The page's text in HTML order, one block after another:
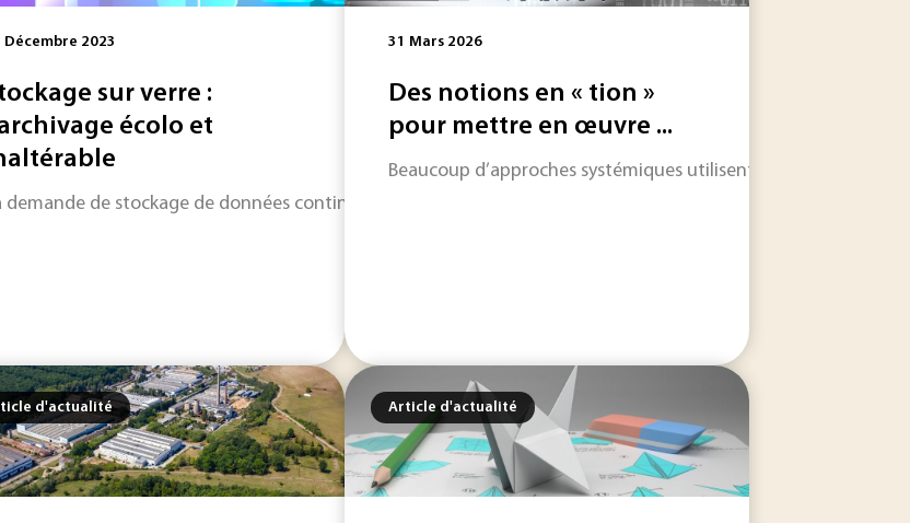
à établir un référentiel altimétrique précis et homogène du territoire français. Après plusieurs années
Décembre 2023
sur verre :
écolo et
demande de stockage de données continue de croître de manière exponentielle. Mais la plupart des
31 Mars 2026
Des notions en « tion »
pour mettre en œuvre ...
Beaucoup d’approches systémiques utilisent des notions en
d'actualité Article d'actualité